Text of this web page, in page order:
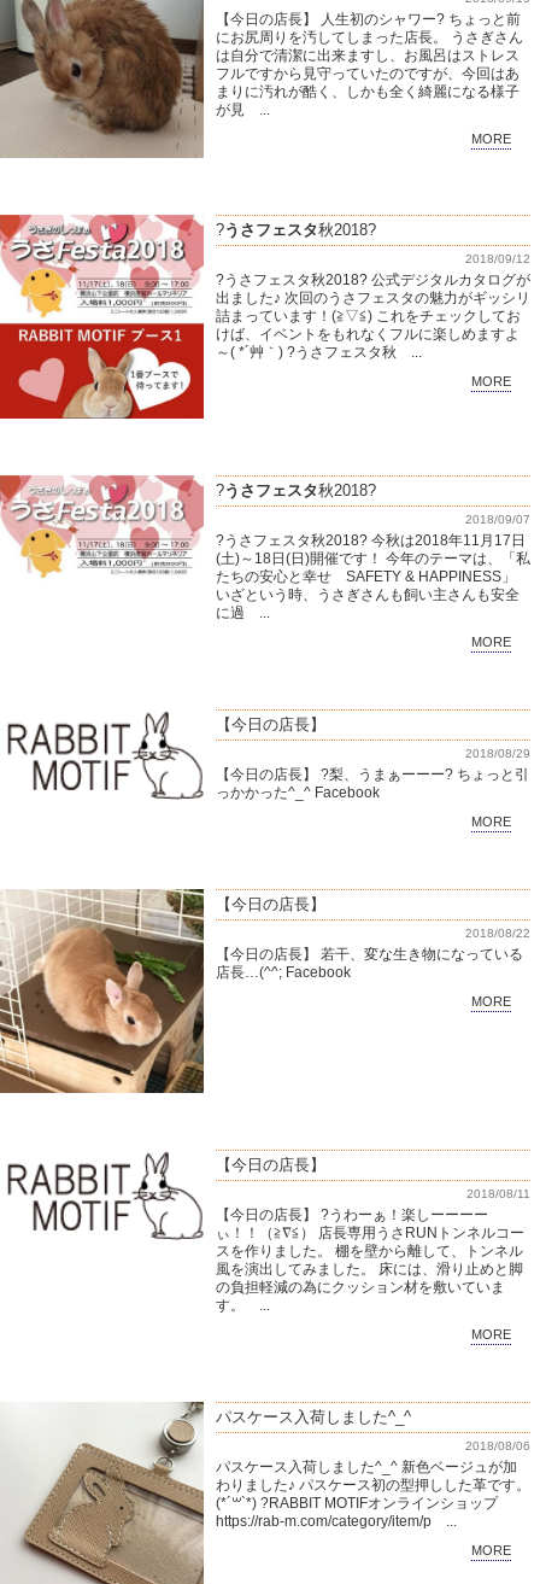
【今日の店長】 人生初のシャワー? ちょっと前
にお尻周りを汚してしまった店長。 うさぎさん
は自分で清潔に出来ますし、お風呂はストレス
フルですから見守っていたのですが、今回はあ
まりに汚れが酷く、しかも全く綺麗になる様子
が見 ...
MORE
?うさフェスタ秋2018?
2018/09/12
?うさフェスタ秋2018? 公式デジタルカタログが
出ました♪ 次回のうさフェスタの魅力がギッシリ
詰まっています！(≧▽≦) これをチェックしてお
けば、イベントをもれなくフルに楽しめますよ
～( *´艸｀) ?うさフェスタ秋 ...
MORE
?うさフェスタ秋2018?
2018/09/07
?うさフェスタ秋2018? 今秋は2018年11月17日
(土)～18日(日)開催です！ 今年のテーマは、「私
たちの安心と幸せ SAFETY & HAPPINESS」
いざという時、うさぎさんも飼い主さんも安全
に過 ...
MORE
【今日の店長】
2018/08/29
【今日の店長】 ?梨、うまぁーーー? ちょっと引
っかかった^_^ Facebook
MORE
【今日の店長】
2018/08/22
【今日の店長】 若干、変な生き物になっている
店長…(^^; Facebook
MORE
【今日の店長】
2018/08/11
【今日の店長】 ?うわーぁ！楽しーーーー
ぃ！！（≧∇≦） 店長専用うさRUNトンネルコー
スを作りました。 棚を壁から離して、トンネル
風を演出してみました。 床には、滑り止めと脚
の負担軽減の為にクッション材を敷いていま
す。 ...
MORE
パスケース入荷しました^_^
2018/08/06
パスケース入荷しました^_^ 新色ベージュが加
わりました♪ パスケース初の型押しした革です。
(*´꒳`*) ?RABBIT MOTIFオンラインショップ
https://rab-m.com/category/item/p ...
MORE